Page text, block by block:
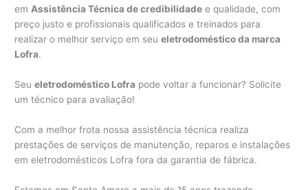
em Assistência Técnica de credibilidade e qualidade, com
preço justo e profissionais qualificados e treinados para
realizar o melhor serviço em seueletrodoméstico da marca
Lofra.
Seueletrodoméstico Lofra pode voltar a funcionar? Solicite
um técnico para avaliação!
Com a melhor frota nossa assistência técnica realiza
prestações de serviços de manutenção, reparos e instalações
em eletrodomésticos Lofra fora da garantia de fábrica.